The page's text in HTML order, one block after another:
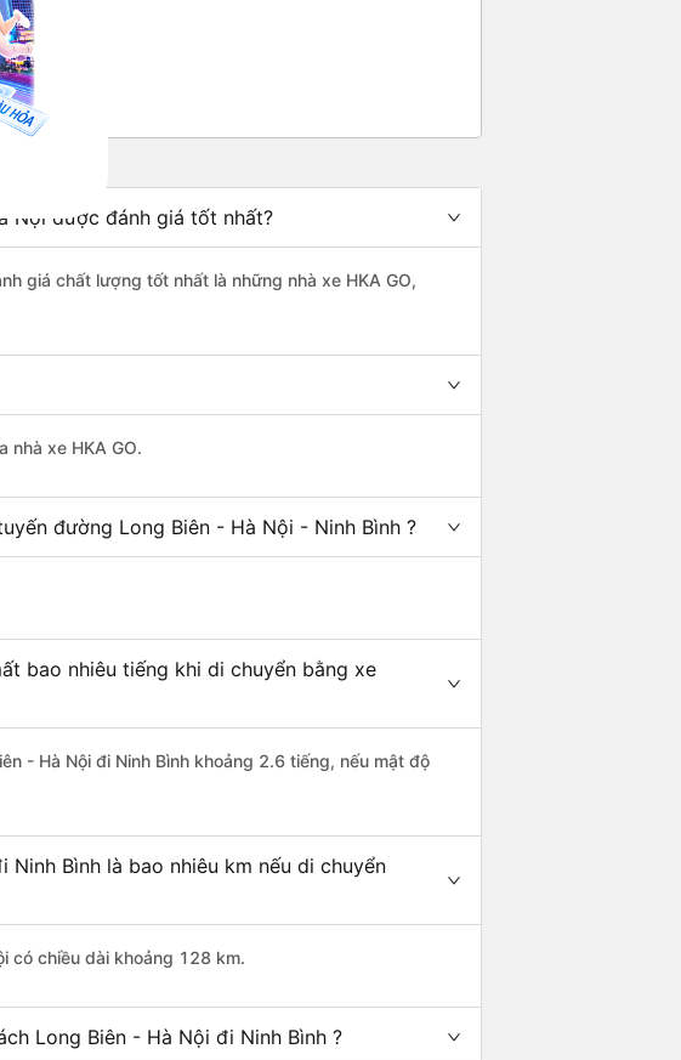
Nội được đánh giá tốt nhất?
giá chất lượng tốt nhất là những nhà xe HKA GO,
nhà xe HKA GO.
đường Long Biên - Hà Nội - Ninh Bình ?
bao nhiêu tiếng khi di chuyển bằng xe
- Hà Nội đi Ninh Bình khoảng 2.6 tiếng, nếu mật độ
Bình là bao nhiêu km nếu di chuyển
có chiều dài khoảng 128 km.
Long Biên - Hà Nội đi Ninh Bình ?